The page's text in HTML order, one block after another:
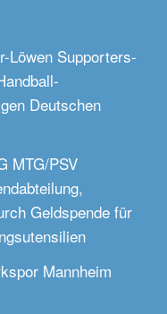
Löwen Supporters-
Deutschen
MTG/PSV
Geldspende für
Mannheim